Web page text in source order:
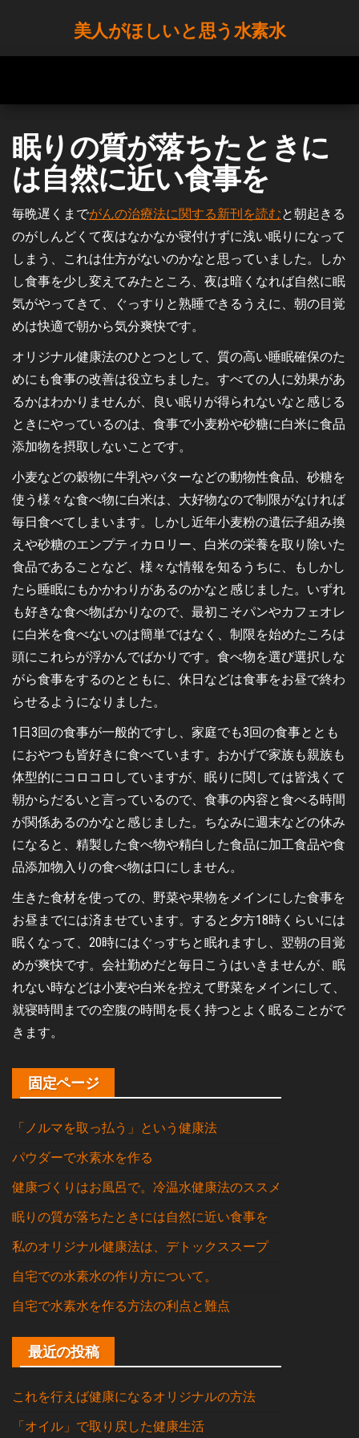
the
美人がほしいと思う水素水
眠りの質が落ちたときに
は自然に近い食事を
毎晩遅くまでがんの治療法に関する新刊を読むと朝起きる
のがしんどくて夜はなかなか寝付けずに浅い眠りになって
しまう、これは仕方がないのかなと思っていました。しか
し食事を少し変えてみたところ、夜は暗くなれば自然に眠
気がやってきて、ぐっすりと熟睡できるうえに、朝の目覚
めは快適で朝から気分爽快です。
オリジナル健康法のひとつとして、質の高い睡眠確保のた
めにも食事の改善は役立ちました。すべての人に効果があ
るかはわかりませんが、良い眠りが得られないなと感じる
ときにやっているのは、食事で小麦粉や砂糖に白米に食品
添加物を摂取しないことです。
小麦などの穀物に牛乳やバターなどの動物性食品、砂糖を
使う様々な食べ物に白米は、大好物なので制限がなければ
毎日食べてしまいます。しかし近年小麦粉の遺伝子組み換
えや砂糖のエンプティカロリー、白米の栄養を取り除いた
食品であることなど、様々な情報を知るうちに、もしかし
たら睡眠にもかかわりがあるのかなと感じました。いずれ
も好きな食べ物ばかりなので、最初こそパンやカフェオレ
に白米を食べないのは簡単ではなく、制限を始めたころは
頭にこれらが浮かんでばかりです。食べ物を選び選択しな
がら食事をするのとともに、休日などは食事をお昼で終わ
らせるようになりました。
1日3回の食事が一般的ですし、家庭でも3回の食事ととも
におやつも皆好きに食べています。おかげで家族も親族も
体型的にコロコロしていますが、眠りに関しては皆浅くて
朝からだるいと言っているので、食事の内容と食べる時間
が関係あるのかなと感じました。ちなみに週末などの休み
になると、精製した食べ物や精白した食品に加工食品や食
品添加物入りの食べ物は口にしません。
生きた食材を使っての、野菜や果物をメインにした食事を
お昼までには済ませています。すると夕方18時くらいには
眠くなって、20時にはぐっすちと眠れますし、翌朝の目覚
めが爽快です。会社勤めだと毎日こうはいきませんが、眠
れない時などは小麦や白米を控えて野菜をメインにして、
就寝時間までの空腹の時間を長く持つとよく眠ることがで
きます。
固定ページ
「ノルマを取っ払う」という健康法
パウダーで水素水を作る
健康づくりはお風呂で。冷温水健康法のススメ
眠りの質が落ちたときには自然に近い食事を
私のオリジナル健康法は、デトックススープ
自宅での水素水の作り方について。
自宅で水素水を作る方法の利点と難点
最近の投稿
これを行えば健康になるオリジナルの方法
「オイル」で取り戻した健康生活